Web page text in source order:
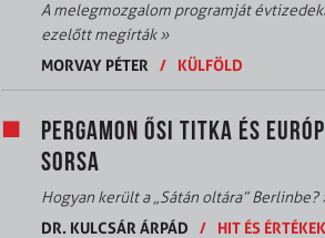
A melegmozgalom programját
ezelőtt megírták»
MORVAY PÉTER
/ KÜLFÖLD
PERGAMON ŐSI TITKA ÉS
SORSA
Hogyan került a „Sátán oltára” Berlinbe?
DR. KULCSÁR ÁRPÁD
/ HIT ÉS ÉRTÉKEK